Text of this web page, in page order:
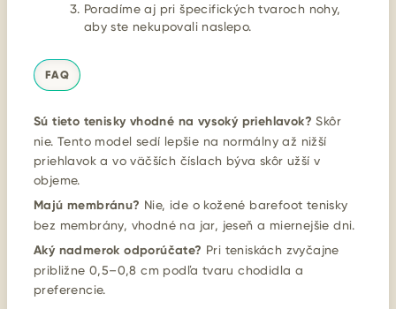
Poradíme aj pri špecifických tvaroch nohy,
aby ste nekupovali naslepo.
FAQ
Sú tieto tenisky vhodné na vysoký priehlavok? Skôr
nie. Tento model sedí lepšie na normálny až nižší
priehlavok a vo väčších číslach býva skôr užší v
objeme.
Majú membránu? Nie, ide o kožené barefoot tenisky
bez membrány, vhodné na jar, jeseň a miernejšie dni.
Aký nadmerok odporúčate? Pri teniskách zvyčajne
približne 0,5–0,8 cm podľa tvaru chodidla a
preferencie.